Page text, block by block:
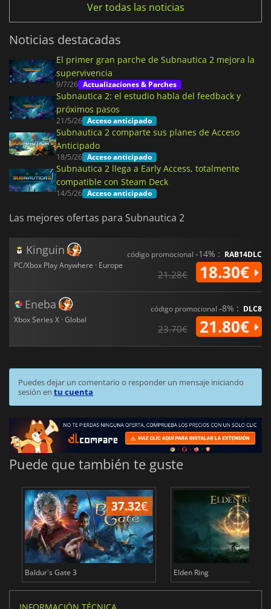
Ver todas las noticias
Noticias destacadas
El primer gran parche de Subnautica 2 mejora la
supervivencia
9/7/26 Actualizaciones & Parches
Subnautica 2: el estudio habla del feedback y
próximos pasos
21/5/26 Acceso anticipado
Subnautica 2 comparte sus planes de Acceso
Anticipado
18/5/26 Acceso anticipado
Subnautica 2 llega a Early Access, totalmente
compatible con Steam Deck
14/5/26 Acceso anticipado
Las mejores ofertas para Subnautica 2
Kinguin
PC/Xbox Play Anywhere · Europe
código promocional -14% : RAB14DLC
21.28€ 18.30€
Eneba
Xbox Series X · Global
código promocional -8% : DLC8
23.70€ 21.80€
Puedes dejar un comentario o responder un mensaje iniciando
sesión en tu cuenta
Puede que también te guste
37.32€
Baldur's Gate 3 Elden Ring